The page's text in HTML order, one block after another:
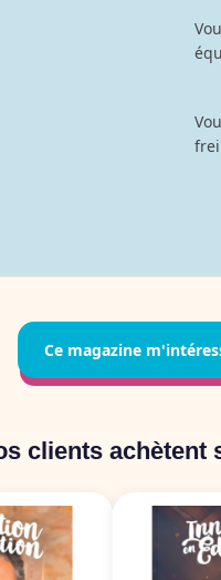
Ce magazine